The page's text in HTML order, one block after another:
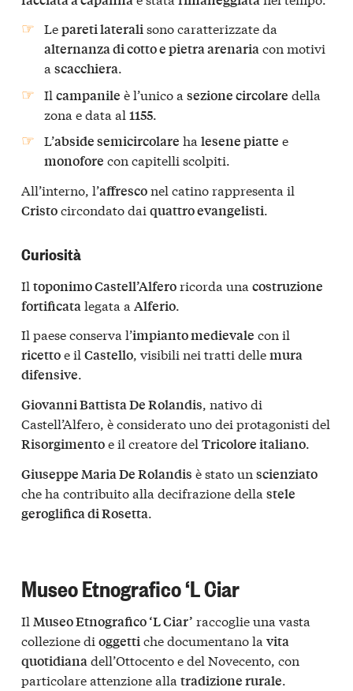
Lepareti lateralisono caratterizzate da
alternanza di cotto e pietra arenariacon motivi
ascacchiera.
Ilcampanile è l’unico asezione circolare della
zona e data al1155.
L’abside semicircolare halesene piatte e
monofore con capitelli scolpiti.
All’interno, l’affresconel catino rappresenta il
Cristocircondato dai quattro evangelisti.
Curiosità
Il toponimo Castell’Alferoricorda una costruzione
fortificatalegata a Alferio.
Il paese conserva l’impianto medievale con il
ricettoe il Castello, visibili nei tratti dellemura
difensive.
Giovanni Battista De Rolandis, nativo di
Castell’Alfero, è considerato uno dei protagonisti del
Risorgimentoe il creatore del Tricolore italiano.
Giuseppe Maria De Rolandis è stato un scienziato
che ha contribuito alla decifrazione della stele
geroglifica di Rosetta
Museo Etnografico ‘L Ciar
Il Museo Etnografico ‘L Ciar’ raccoglie una vasta
collezione di oggettiche documentano la vita
quotidianadell’Ottocento e del Novecento, con
particolare attenzione alla tradizione rurale.